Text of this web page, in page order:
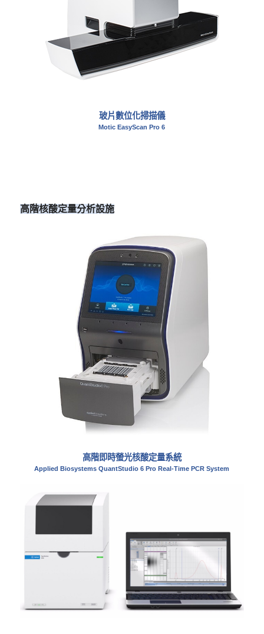
玻片數位化掃描儀
Motic EasyScan Pro 6
高階核酸定量分析設施
高階即時螢光核酸定量系統
Applied Biosystems QuantStudio 6 Pro Real-Time PCR System